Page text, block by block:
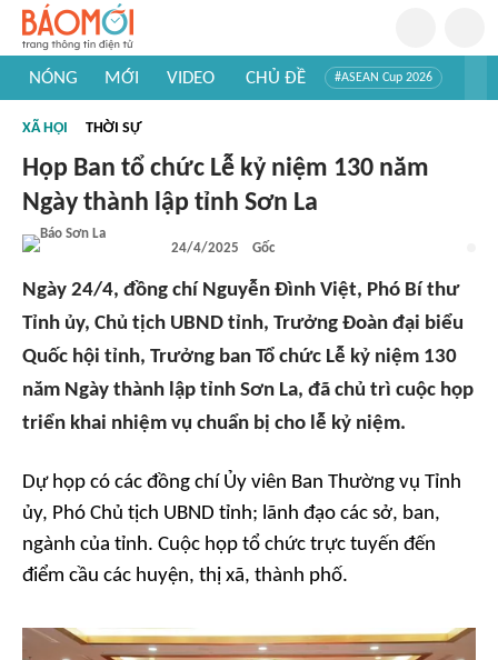
NÓNG MỚI VIDEO CHỦ ĐỀ #ASEAN Cup 2026
#Khám phá Việt Nam
XÃ HỘI THỜI SỰ
Họp Ban tổ chức Lễ kỷ niệm 130 năm
Ngày thành lập tỉnh Sơn La
24/4/2025 Gốc
Ngày 24/4, đồng chí Nguyễn Đình Việt, Phó Bí thư
Tỉnh ủy, Chủ tịch UBND tỉnh, Trưởng Đoàn đại biểu
Quốc hội tỉnh, Trưởng ban Tổ chức Lễ kỷ niệm 130
năm Ngày thành lập tỉnh Sơn La, đã chủ trì cuộc họp
triển khai nhiệm vụ chuẩn bị cho lễ kỷ niệm.
Dự họp có các đồng chí Ủy viên Ban Thường vụ Tỉnh
ủy, Phó Chủ tịch UBND tỉnh; lãnh đạo các sở, ban,
ngành của tỉnh. Cuộc họp tổ chức trực tuyến đến
điểm cầu các huyện, thị xã, thành phố.